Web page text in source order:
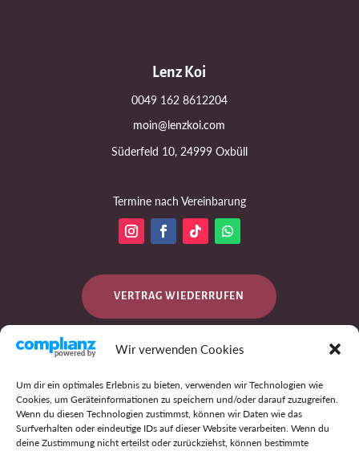
Wir verwenden Cookies
Um dir ein optimales Erlebnis zu bieten, verwenden wir Technologien wie
Cookies, um Geräteinformationen zu speichern und/oder darauf zuzugreifen.
Wenn du diesen Technologien zustimmst, können wir Daten wie das
Surfverhalten oder eindeutige IDs auf dieser Website verarbeiten. Wenn du
deine Zustimmung nicht erteilst oder zurückziehst, können bestimmte
Lenz Koi
0049 162 8612204
moin@lenzkoi.com
Süderfeld 10, 24999 Oxbüll
Termine nach Vereinbarung
VERTRAG WIEDERRUFEN
IMPRESSUM